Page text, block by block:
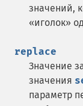
значений,
«иголок»
replace
Значение
значения
параметр